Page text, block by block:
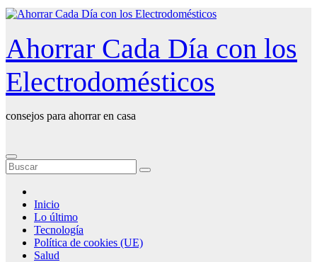
Saltar
contenido
Ahorrar Cada Día con los
Electrodomésticos
consejos para ahorrar en casa
Inicio
Lo último
Tecnología
Política de cookies (UE)
Salud